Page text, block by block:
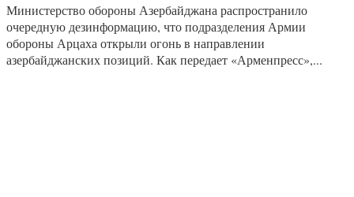
Министерство обороны Азербайджана распространило
очередную дезинформацию, что подразделения Армии
обороны Арцаха открыли огонь в направлении
азербайджанских позиций. Как передает «Арменпресс»,...